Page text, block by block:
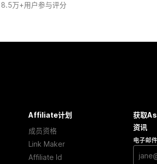
8.5万+用户参与评分
Affiliate计划
成员资格
Link Maker
Affiliate Id
获取
资讯
电子邮件